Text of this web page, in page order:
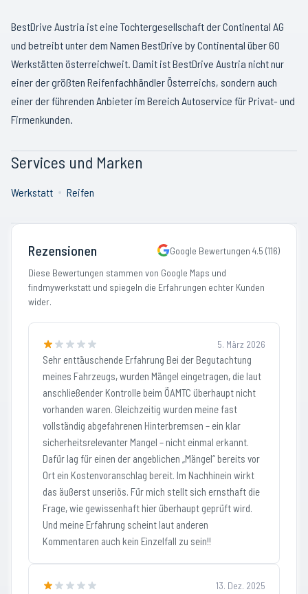
BestDrive Austria ist eine Tochtergesellschaft der Continental AG
und betreibt unter dem Namen BestDrive by Continental über 60
Werkstätten österreichweit. Damit ist BestDrive Austria nicht nur
einer der größten Reifenfachhändler Österreichs, sondern auch
einer der führenden Anbieter im Bereich Autoservice für Privat- und
Firmenkunden.
Services und Marken
Werkstatt Reifen
Rezensionen Google Bewertungen 4.5 (116)
Diese Bewertungen stammen von Google Maps und
findmywerkstatt und spiegeln die Erfahrungen echter Kunden
wider.
5. März 2026
Sehr enttäuschende Erfahrung Bei der Begutachtung
meines Fahrzeugs, wurden Mängel eingetragen, die laut
anschließender Kontrolle beim ÖAMTC überhaupt nicht
vorhanden waren. Gleichzeitig wurden meine fast
vollständig abgefahrenen Hinterbremsen – ein klar
sicherheitsrelevanter Mangel – nicht einmal erkannt.
Dafür lag für einen der angeblichen „Mängel“ bereits vor
Ort ein Kostenvoranschlag bereit. Im Nachhinein wirkt
das äußerst unseriös. Für mich stellt sich ernsthaft die
Frage, wie gewissenhaft hier überhaupt geprüft wird.
Und meine Erfahrung scheint laut anderen
Kommentaren auch kein Einzelfall zu sein!!
13. Dez. 2025